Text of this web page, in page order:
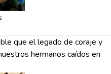
que el legado de coraje y
hermanos caídos en